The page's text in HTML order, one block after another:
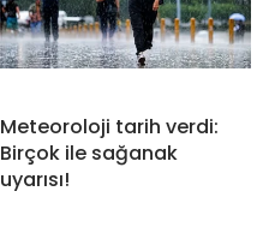
Meteoroloji tarih verdi:
Birçok ile sağanak
uyarısı!